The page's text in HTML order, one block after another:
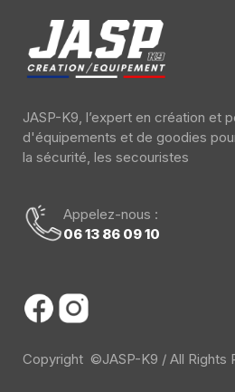
JASP-K9, l’expert en création et
d'équipements et de goodies
la sécurité, les secouristes
Appelez-nous :
06 13 86 09 10
Copyright ©JASP-K9 / All Rights